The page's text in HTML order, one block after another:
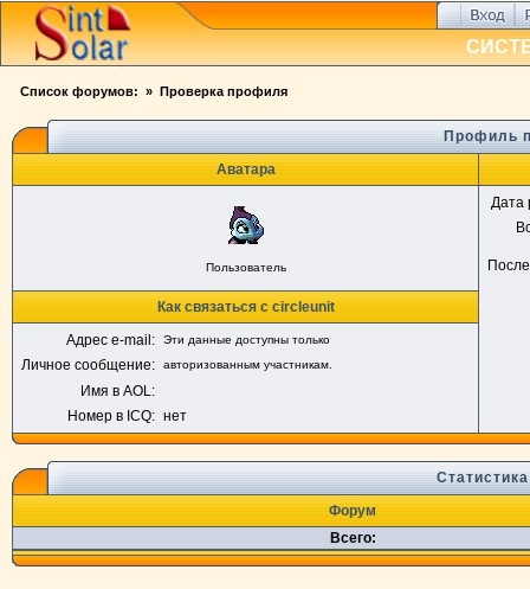
Список форумов: » Проверка профиля
Профиль
Аватара
Пользователь
Дата
Как связаться с circleunit
Адрес e-mail:
Эти данные доступны только
Личное сообщение: авторизованным участникам.
Имя в AOL:
Номер в ICQ: нет
Форум
Всего: